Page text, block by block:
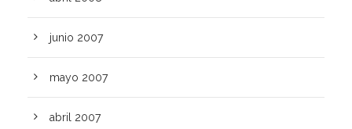
junio 2007
mayo 2007
abril 2007